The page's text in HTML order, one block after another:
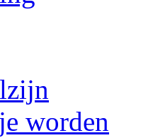
worden